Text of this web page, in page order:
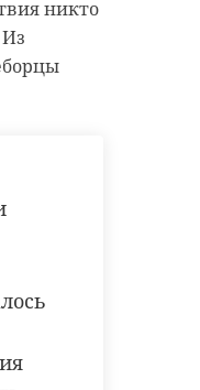
никто
он
80%
для
и ППК